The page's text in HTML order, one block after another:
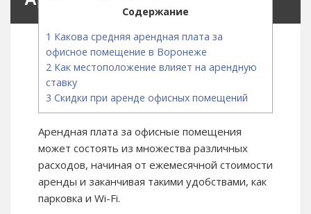
Содержание
1 Какова средняя арендная плата за
офисное помещение в Воронеже
2 Как местоположение влияет на арендную
ставку
3 Скидки при аренде офисных помещений
Арендная плата за офисные помещения
может состоять из множества различных
расходов, начиная от ежемесячной стоимости
аренды и заканчивая такими удобствами, как
парковка и Wi-Fi.